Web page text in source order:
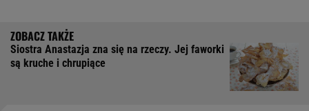
Siostra Anastazja zna się na rzeczy. Jej faworki
są kruche i chrupiące